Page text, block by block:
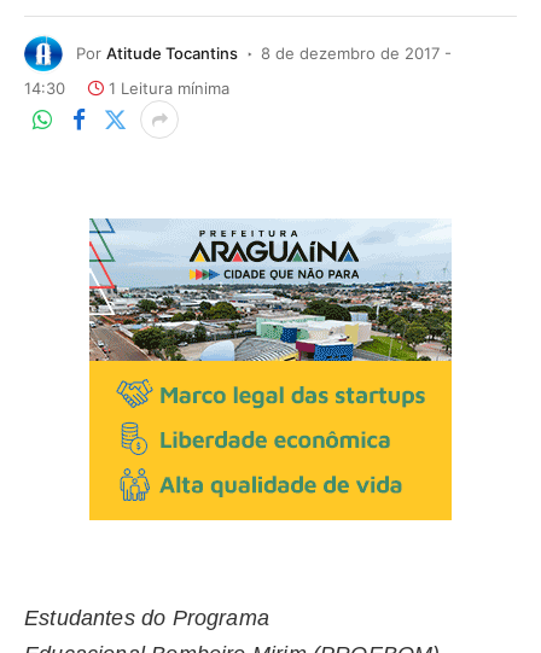
Por Atitude Tocantins
8 de dezembro de 2017 -
14:30
1 Leitura mínima
Estudantes do Programa